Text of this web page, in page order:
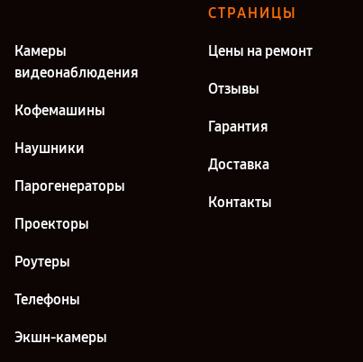
Камеры
видеонаблюдения
Кофемашины
Наушники
Парогенераторы
Проекторы
Роутеры
Телефоны
Экшн-камеры
СТРАНИЦЫ
Цены на ремонт
Отзывы
Гарантия
Доставка
Контакты